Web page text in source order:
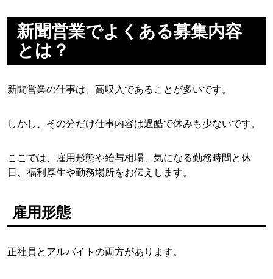
新聞営業でよくある募集内容
とは？
新聞営業の仕事は、高収入であることが多いです。
しかし、その分だけ仕事内容は過酷で休みも少ないです。
ここでは、雇用形態や給与相場、気になる勤務時間と休
日、福利厚生や勤務場所をお伝えします。
雇用形態
正社員とアルバイトの両方があります。